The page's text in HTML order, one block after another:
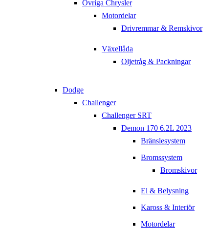
Övriga Chrysler
Motordelar
Drivremmar & Remskivor
Växellåda
Oljetråg & Packningar
Dodge
Challenger
Challenger SRT
Demon 170 6.2L 2023
Bränslesystem
Bromssystem
Bromskivor
El & Belysning
Kaross & Interiör
Motordelar